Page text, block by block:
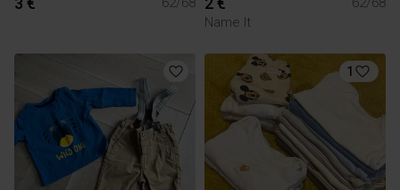
Name It
1